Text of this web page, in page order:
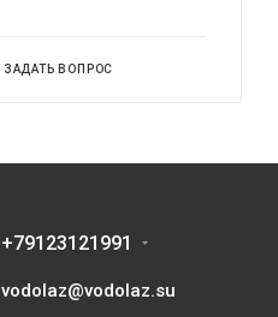
ЗАДАТЬ ВОПРОС
+79123121991
vodolaz@vodolaz.su